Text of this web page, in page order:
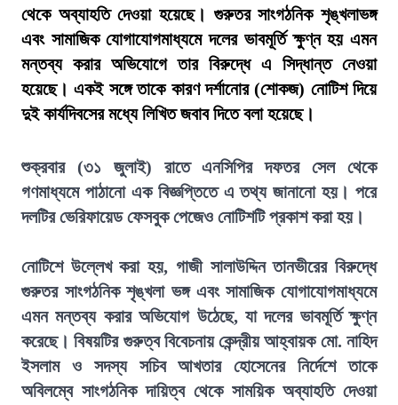
থেকে অব্যাহতি দেওয়া হয়েছে। গুরুতর সাংগঠনিক শৃঙ্খলাভঙ্গ
এবং সামাজিক যোগাযোগমাধ্যমে দলের ভাবমূর্তি ক্ষুণ্ন হয় এমন
মন্তব্য করার অভিযোগে তার বিরুদ্ধে এ সিদ্ধান্ত নেওয়া
হয়েছে। একই সঙ্গে তাকে কারণ দর্শানোর (শোকজ) নোটিশ দিয়ে
দুই কার্যদিবসের মধ্যে লিখিত জবাব দিতে বলা হয়েছে।
শুক্রবার (৩১ জুলাই) রাতে এনসিপির দফতর সেল থেকে
গণমাধ্যমে পাঠানো এক বিজ্ঞপ্তিতে এ তথ্য জানানো হয়। পরে
দলটির ভেরিফায়েড ফেসবুক পেজেও নোটিশটি প্রকাশ করা হয়।
নোটিশে উল্লেখ করা হয়, গাজী সালাউদ্দিন তানভীরের বিরুদ্ধে
গুরুতর সাংগঠনিক শৃঙ্খলা ভঙ্গ এবং সামাজিক যোগাযোগমাধ্যমে
এমন মন্তব্য করার অভিযোগ উঠেছে, যা দলের ভাবমূর্তি ক্ষুণ্ন
করেছে। বিষয়টির গুরুত্ব বিবেচনায় কেন্দ্রীয় আহ্বায়ক মো. নাহিদ
ইসলাম ও সদস্য সচিব আখতার হোসেনের নির্দেশে তাকে
অবিলম্বে সাংগঠনিক দায়িত্ব থেকে সাময়িক অব্যাহতি দেওয়া